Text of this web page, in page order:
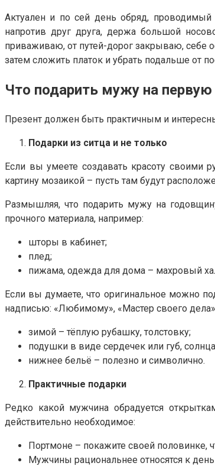
Актуален и по сей день обряд,
напротив друг друга, держа большой
приваживаю, от путей-дорог закрываю, себе
затем сложить платок и убрать подальше от
Что подарить мужу на
Презент должен быть практичным и
Подарки из ситца и не только
Если вы умеете создавать красоту своими
картину мозаикой – пусть там будут
Размышляя, что подарить мужу на
прочного материала, например:
шторы в кабинет;
плед;
пижама, одежда для дома – махровый
Если вы думаете, что оригинальное можно
надписью: «Любимому», «Мастер своего
зимой – тёплую рубашку, толстовку;
подушки в виде сердечек или губ,
нижнее бельё – полезно и символично.
Практичные подарки
Редко какой мужчина обрадуется
действительно необходимое:
Портмоне – покажите своей половинке,
Мужчины рациональнее относятся к